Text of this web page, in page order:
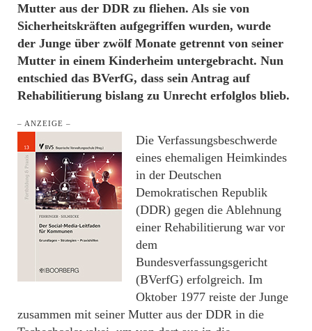
Mutter aus der DDR zu fliehen. Als sie von
Sicherheitskräften aufgegriffen wurden, wurde
der Junge über zwölf Monate getrennt von seiner
Mutter in einem Kinderheim untergebracht. Nun
entschied das BVerfG, dass sein Antrag auf
Rehabilitierung bislang zu Unrecht erfolglos blieb.
– ANZEIGE –
Die Verfassungsbeschwerde
eines ehemaligen Heimkindes
in der Deutschen
Demokratischen Republik
(DDR) gegen die Ablehnung
einer Rehabilitierung war vor
dem
Bundesverfassungsgericht
(BVerfG) erfolgreich. Im
Oktober 1977 reiste der Junge
zusammen mit seiner Mutter aus der DDR in die